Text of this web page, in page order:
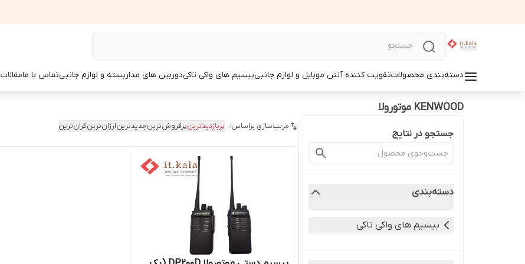
دسته‌بندی محصولاتتقویت کننده آنتن موبایل و لوازم جانبیبیسیم های واکی تاکیدوربین های مداربسته و لوازم جانبیتماس با مامقالات
KENWOOD موتورولا
جستجو در نتایج
دسته‌بندی
بیسیم های واکی تاکی
مرتب‌سازی براساس: پربازدیدترینپرفروش‌ترینجدیدترینارزان‌ترینگران‌ترین